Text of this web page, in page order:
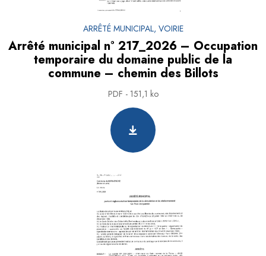
ARRÊTÉ MUNICIPAL, VOIRIE
Arrêté municipal n° 217_2026 – Occupation
temporaire du domaine public de la
commune – chemin des Billots
PDF - 151,1 ko